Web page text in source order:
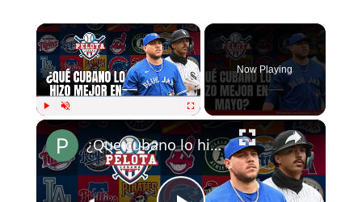
×
Now Playing
×
¿Que cubano lo hizo mejor en mayo?